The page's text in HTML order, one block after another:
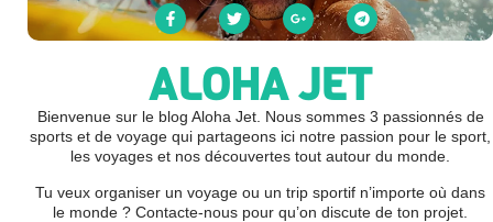
ALOHA JET
Bienvenue sur le blog Aloha Jet. Nous sommes 3 passionnés de
sports et de voyage qui partageons ici notre passion pour le sport,
les voyages et nos découvertes tout autour du monde.
Tu veux organiser un voyage ou un trip sportif n’importe où dans
le monde ? Contacte-nous pour qu’on discute de ton projet.